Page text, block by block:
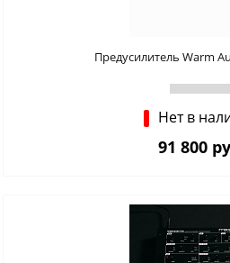
Предусилитель Warm
Нет в
91 800